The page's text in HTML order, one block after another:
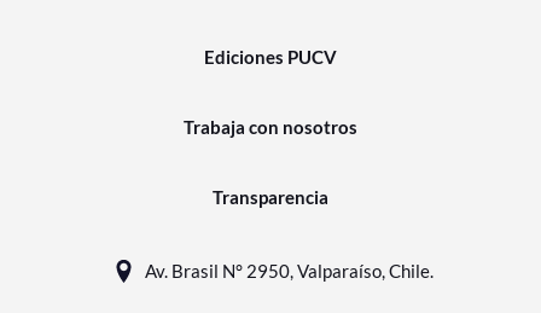
Ediciones PUCV
Trabaja con nosotros
Transparencia
Av. Brasil N° 2950, Valparaíso, Chile.